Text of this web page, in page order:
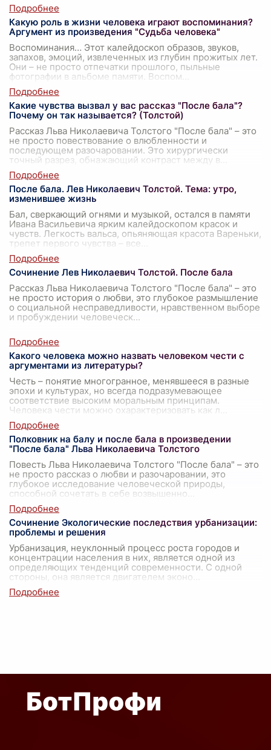
Какую роль в жизни человека играют воспоминания?
Аргумент из произведения "Судьба человека"
Воспоминания… Этот калейдоскоп образов, звуков,
запахов, эмоций, извлеченных из глубин прожитых лет.
Они – не просто отпечатки прошлого, пыльные
фотографии в альбоме памяти. Воспом
Какие чувства вызвал у вас рассказ "После бала"?
Почему он так называется? (Толстой)
Рассказ Льва Николаевича Толстого "После бала" – это
не просто повествование о влюбленности и
последующем разочаровании. Это хирургически
точный разрез, обнажающий контраст между в
После бала. Лев Николаевич Толстой. Тема: утро,
изменившее жизнь
Бал, сверкающий огнями и музыкой, остался в памяти
Ивана Васильевича ярким калейдоскопом красок и
чувств. Легкость вальса, опьяняющая красота Вареньки,
трепет первого чувства – все
Сочинение Лев Николаевич Толстой. После бала
Рассказ Льва Николаевича Толстого "После бала" – это
не просто история о любви, это глубокое размышление
о социальной несправедливости, нравственном выборе
и пробуждении человеческ...
Какого человека можно назвать человеком чести с
аргументами из литературы?
Честь – понятие многогранное, менявшееся в разные
эпохи и культурах, но всегда подразумевающее
соответствие высоким моральным принципам.
Человека чести можно охарактеризовать как л
Полковник на балу и после бала в произведении
"После бала" Льва Николаевича Толстого
Повесть Льва Николаевича Толстого "После бала" – это
не просто рассказ о любви и разочаровании, это
глубокое исследование человеческой природы,
способной сочетать в себе возвышенно
Сочинение Экологические последствия урбанизации:
проблемы и решения
Урбанизация, неуклонный процесс роста городов и
концентрации населения в них, является одной из
определяющих тенденций современности. С одной
стороны, она является двигателем эконо